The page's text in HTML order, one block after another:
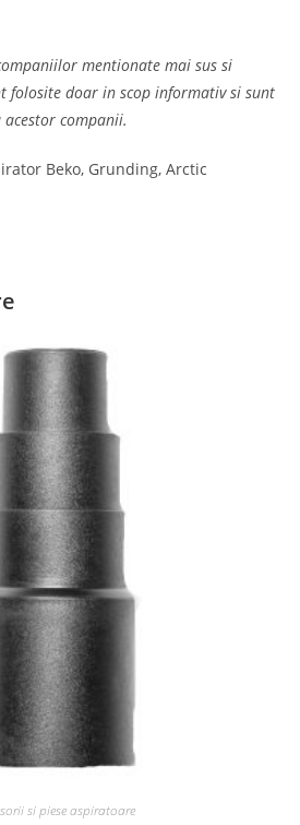
mentionate mai sus si
folosite doar in scop informativ si sunt
companii.
Beko, Grunding, Arctic
si piese aspiratoare